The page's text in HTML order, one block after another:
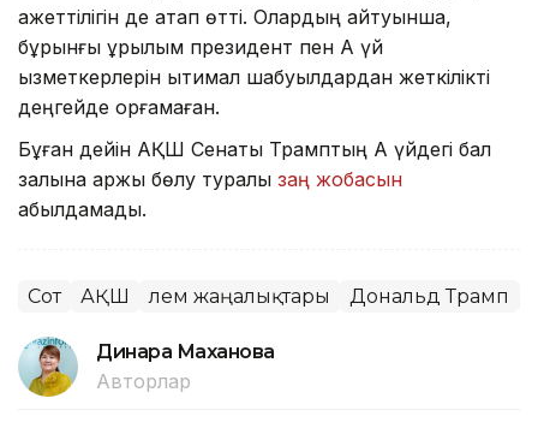
қажеттілігін де атап өтті. Олардың айтуынша,
бұрынғы құрылым президент пен Ақ үй
қызметкерлерін ықтимал шабуылдардан жеткілікті
деңгейде қорғамаған.
Бұған дейін АҚШ Сенаты Трамптың Ақ үйдегі бал
залына қаржы бөлу туралы заң жобасын
қабылдамады.
Сот АҚШ Әлем жаңалықтары Дональд Трамп
Динара Маханова
Авторлар